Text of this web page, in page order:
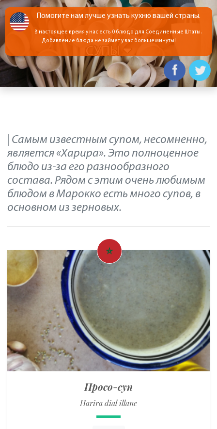
СУПЫ
| Самым известным супом, несомненно,
является «Харира». Это полноценное
блюдо из-за его разнообразного
состава. Рядом с этим очень любимым
блюдом в Марокко есть много супов, в
основном из зерновых.
Просо-суп
Harira dial illane
Помогите нам лучше узнать кухню вашей страны.
В настоящее время у нас есть 0 блюдо для Соединенные Штаты.
Добавление блюда не займет у вас больше минуты!